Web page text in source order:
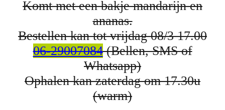
Komt met een bakje mandarijn en
ananas.
Bestellen kan tot vrijdag 08/3 17.00
06-29007084(Bellen, SMS of
Whatsapp)
Ophalen kan zaterdag om 17.30u
(warm)